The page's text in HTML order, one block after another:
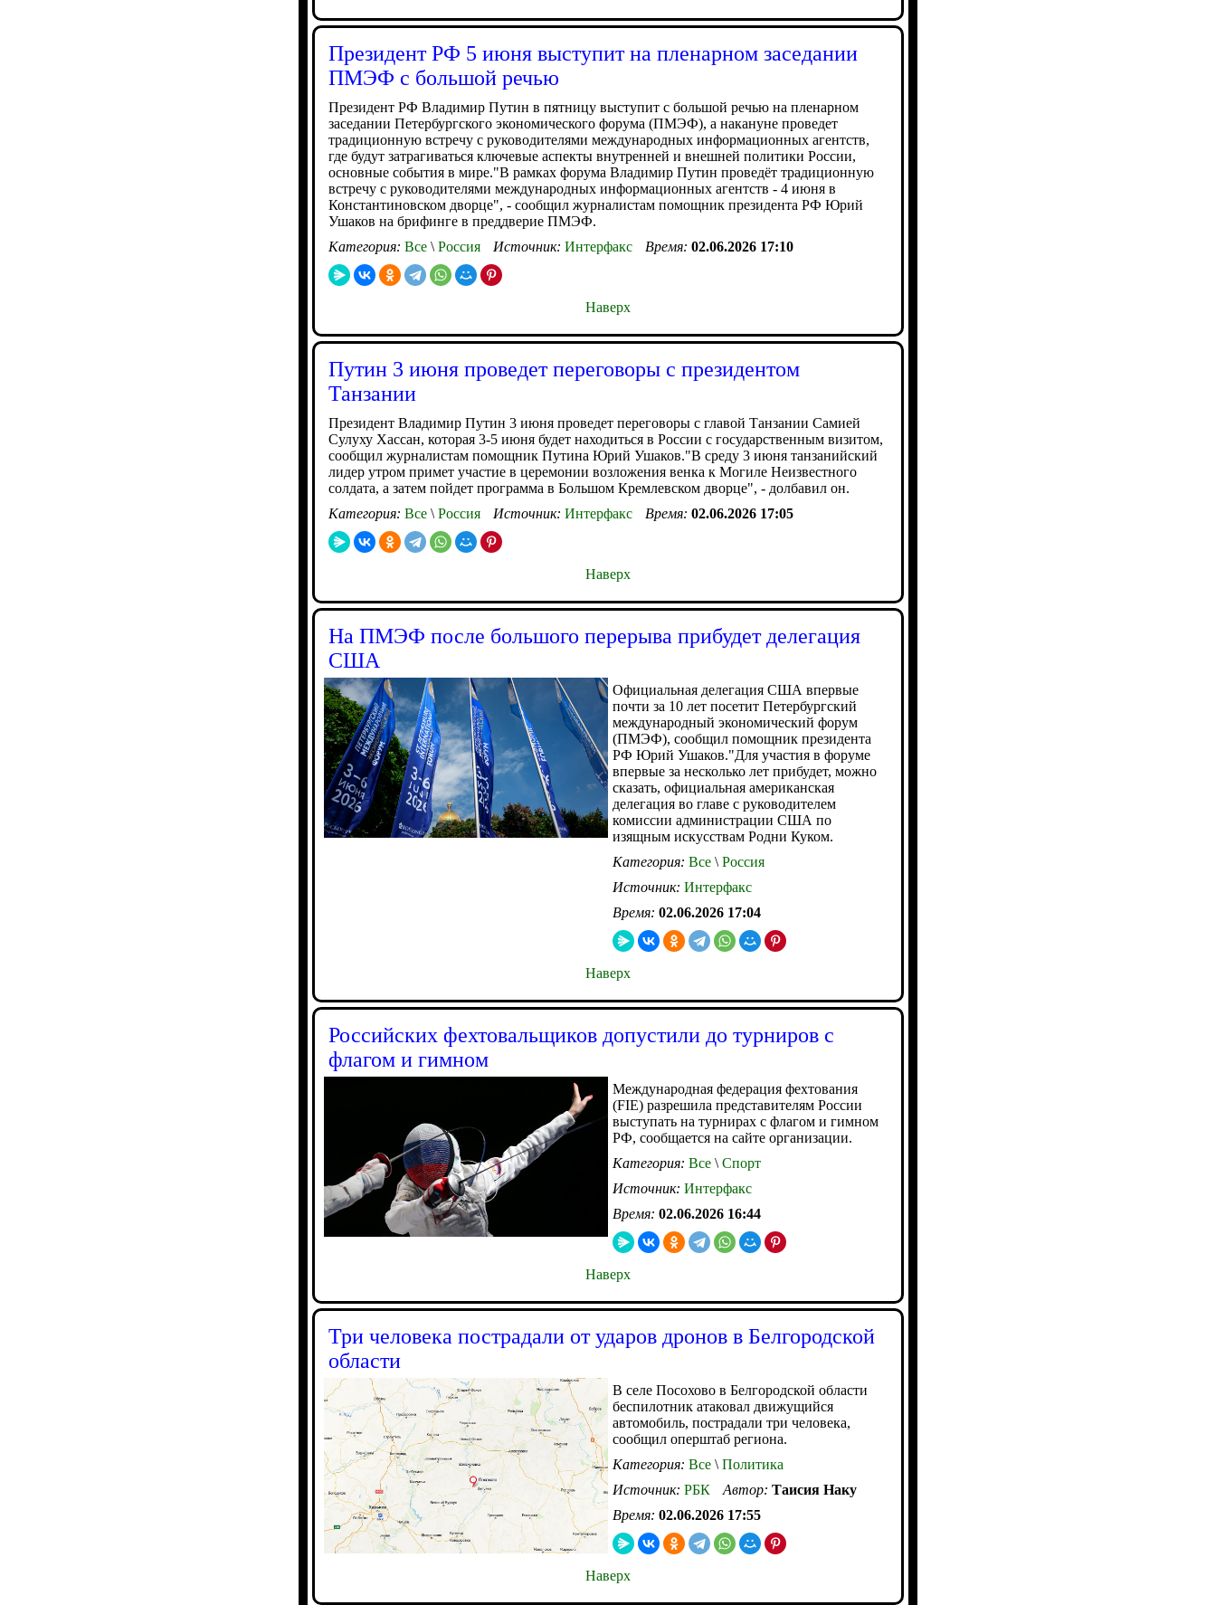
Президент РФ 5 июня выступит на пленарном заседании
ПМЭФ с большой речью
Президент РФ Владимир Путин в пятницу выступит с большой речью на пленарном
заседании Петербургского экономического форума (ПМЭФ), а накануне проведет
традиционную встречу с руководителями международных информационных агентств,
где будут затрагиваться ключевые аспекты внутренней и внешней политики России,
основные события в мире."В рамках форума Владимир Путин проведёт традиционную
встречу с руководителями международных информационных агентств - 4 июня в
Константиновском дворце", - сообщил журналистам помощник президента РФ Юрий
Ушаков на брифинге в преддверие ПМЭФ.
Категория: Все \ Россия Источник: Интерфакс Время: 02.06.2026 17:10
Наверх
Путин 3 июня проведет переговоры с президентом
Танзании
Президент Владимир Путин 3 июня проведет переговоры с главой Танзании Самией
Сулуху Хассан, которая 3-5 июня будет находиться в России с государственным визитом,
сообщил журналистам помощник Путина Юрий Ушаков."В среду 3 июня танзанийский
лидер утром примет участие в церемонии возложения венка к Могиле Неизвестного
солдата, а затем пойдет программа в Большом Кремлевском дворце", - долбавил он.
Категория: Все \ Россия Источник: Интерфакс Время: 02.06.2026 17:05
Наверх
На ПМЭФ после большого перерыва прибудет делегация
США
Официальная делегация США впервые
почти за 10 лет посетит Петербургский
международный экономический форум
(ПМЭФ), сообщил помощник президента
РФ Юрий Ушаков."Для участия в форуме
впервые за несколько лет прибудет, можно
сказать, официальная американская
делегация во главе с руководителем
комиссии администрации США по
изящным искусствам Родни Куком.
Категория: Все \ Россия
Источник: Интерфакс
Время: 02.06.2026 17:04
Наверх
Российских фехтовальщиков допустили до турниров с
флагом и гимном
Международная федерация фехтования
(FIE) разрешила представителям России
выступать на турнирах с флагом и гимном
РФ, сообщается на сайте организации.
Категория: Все \ Спорт
Источник: Интерфакс
Время: 02.06.2026 16:44
Наверх
Три человека пострадали от ударов дронов в Белгородской
области
В селе Посохово в Белгородской области
беспилотник атаковал движущийся
автомобиль, пострадали три человека,
сообщил оперштаб региона.
Категория: Все \ Политика
Источник: РБК Автор: Таисия Наку
Время: 02.06.2026 17:55
Наверх